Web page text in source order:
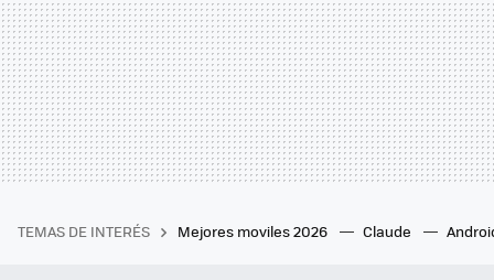
TEMAS DE INTERÉS Mejores moviles 2026 Claude